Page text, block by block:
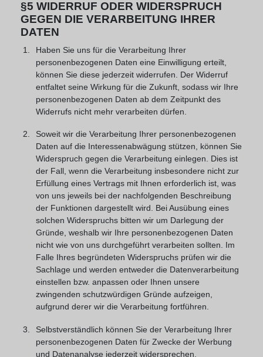
§5 WIDERRUF ODER WIDERSPRUCH
GEGEN DIE VERARBEITUNG IHRER
DATEN
Haben Sie uns für die Verarbeitung Ihrer
personenbezogenen Daten eine Einwilligung erteilt,
können Sie diese jederzeit widerrufen. Der Widerruf
entfaltet seine Wirkung für die Zukunft, sodass wir Ihre
personenbezogenen Daten ab dem Zeitpunkt des
Widerrufs nicht mehr verarbeiten dürfen.
Soweit wir die Verarbeitung Ihrer personenbezogenen
Daten auf die Interessenabwägung stützen, können Sie
Widerspruch gegen die Verarbeitung einlegen. Dies ist
der Fall, wenn die Verarbeitung insbesondere nicht zur
Erfüllung eines Vertrags mit Ihnen erforderlich ist, was
von uns jeweils bei der nachfolgenden Beschreibung
der Funktionen dargestellt wird. Bei Ausübung eines
solchen Widerspruchs bitten wir um Darlegung der
Gründe, weshalb wir Ihre personenbezogenen Daten
nicht wie von uns durchgeführt verarbeiten sollten. Im
Falle Ihres begründeten Widerspruchs prüfen wir die
Sachlage und werden entweder die Datenverarbeitung
einstellen bzw. anpassen oder Ihnen unsere
zwingenden schutzwürdigen Gründe aufzeigen,
aufgrund derer wir die Verarbeitung fortführen.
Selbstverständlich können Sie der Verarbeitung Ihrer
personenbezogenen Daten für Zwecke der Werbung
und Datenanalyse jederzeit widersprechen.